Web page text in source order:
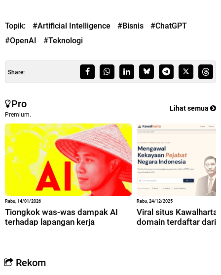
Topik: #Artificial Intelligence #Bisnis
#ChatGPT
#OpenAI
#Teknologi
Share:
Pro
Premium.
Lihat semua
Rabu, 14/01/2026
Tiongkok was-was dampak AI
terhadap lapangan kerja
Rabu, 24/12/2025
Viral situs
domain terdaftar dari
Rekom